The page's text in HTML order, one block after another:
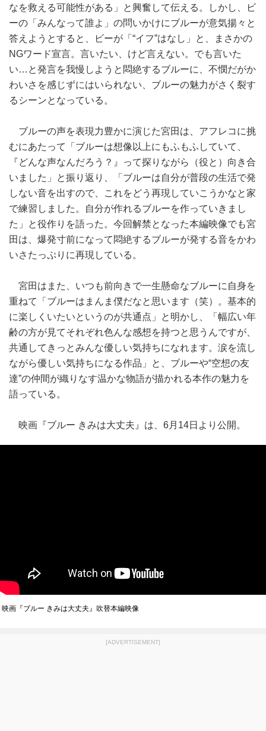
なを救える可能性がある」と興奮して伝える。しかし、ビ
ーの「みんなって誰よ」の問いかけにブルーが意気揚々と
答えようとすると、ビーが「“イフ”はなし」と、まさかの
NGワード宣言。言いたい、けど言えない。でも言いた
い…と発言を我慢しようと悶絶するブルーに、不憫だがか
わいさを感じずにはいられない、ブルーの魅力がさく裂す
るシーンとなっている。
ブルーの声を表現力豊かに演じた宮田は、アフレコに挑
むにあたって「ブルーは想像以上にもふもふしていて、
『どんな声なんだろう？』って探りながら（役と）向き合
いました」と振り返り、「ブルーは自分が普段の生活で発
しない音を出すので、これをどう再現していこうかなと家
で練習しました。自分が作れるブルーを作っていきまし
た」と役作りを語った。今回解禁となった本編映像でも宮
田は、爆発寸前になって悶絶するブルーが発する音をかわ
いさたっぷりに再現している。
宮田はまた、いつも前向きで一生懸命なブルーに自身を
重ねて「ブルーはまんま僕だなと思います（笑）。基本的
に楽しくいたいというのが共通点」と明かし、「幅広い年
齢の方が見てそれぞれ色んな感想を持つと思うんですが、
共通してきっとみんな優しい気持ちになれます。涙を流し
ながら優しい気持ちになる作品」と、ブルーや“空想の友
達”の仲間が織りなす温かな物語が描かれる本作の魅力を
語っている。
映画『ブルー きみは大丈夫』は、6月14日より公開。
映画『ブルー きみは大丈夫』吹替本編映像
[ADVERTISEMENT]